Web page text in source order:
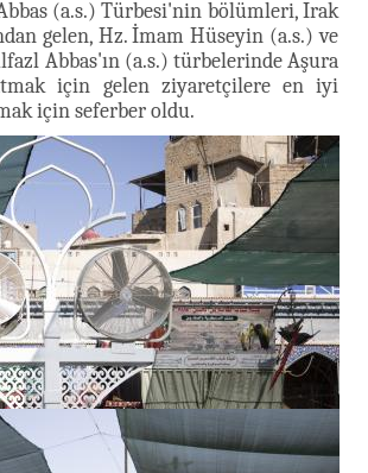
(a.s.) Türbesi'nin bölümleri, Irak
gelen, Hz. İmam Hüseyin (a.s.) ve
Abbas'ın (a.s.) türbelerinde Aşura
için gelen ziyaretçilere en iyi
için seferber oldu.